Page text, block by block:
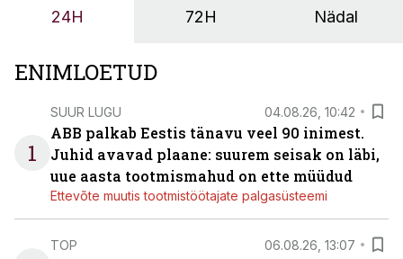
OÜ tegevjuht Sander Mitendorf.
24H 72H Nädal
ENIMLOETUD
1
SUUR LUGU 04.08.26, 10:42
ABB palkab Eestis tänavu veel 90 inimest.
Juhid avavad plaane: suurem seisak on läbi,
uue aasta tootmismahud on ette müüdud
Ettevõte muutis tootmistöötajate palgasüsteemi
TOP 06.08.26, 13:07